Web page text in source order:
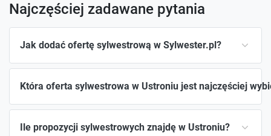
Najczęściej zadawane pytania
Jak dodać ofertę sylwestrową w Sylwester.pl?
Która oferta sylwestrowa w Ustroniu jest najczęściej
Ile propozycji sylwestrowych znajdę w Ustroniu?